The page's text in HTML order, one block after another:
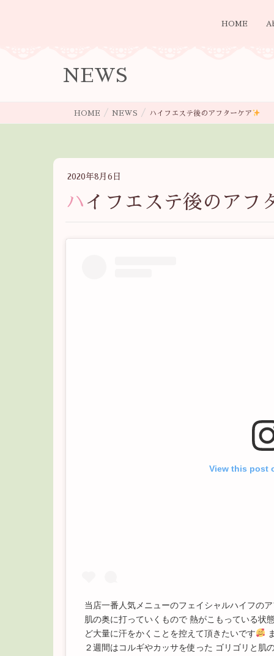
HOME
NEWS
HOME NEWS ハイフエステ後のアフターケア
2020年8月6日
ハイフエステ後のアフ
View this post
当店一番人気メニューのフェイシャルハイフの
肌の奥に打っていくもので 熱がこもっている状
ど大量に汗をかくことを控えて頂きたいです
２週間はコルギやカッサを使った ゴリゴリと肌